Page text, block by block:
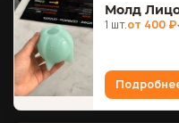
Молд
1 шт.от 400 ₽